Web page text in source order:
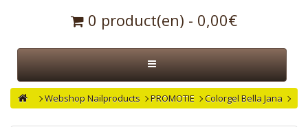
0 product(en) - 0,00€
Webshop Nailproducts PROMOTIE Colorgel Bella Jana